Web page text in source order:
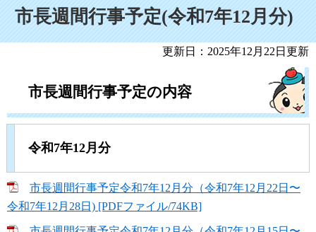
市長週間行事予定(令和7年12月分)
更新日：2025年12月22日更新
市長週間行事予定の内容
令和7年12月分
市長週間行事予定令和7年12月分（令和7年12月22日〜
令和7年12月28日) [PDFファイル/74KB]